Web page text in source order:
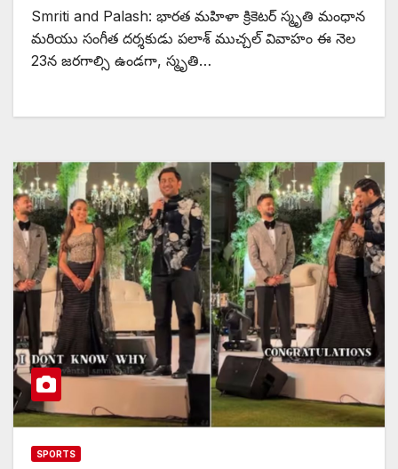
Smriti and Palash: భారత మహిళా క్రికెటర్ స్మృతి మంధాన
మరియు సంగీత దర్శకుడు పలాశ్ ముచ్చల్ వివాహం ఈ నెల
23న జరగాల్సి ఉండగా, స్మృతి…
SPORTS